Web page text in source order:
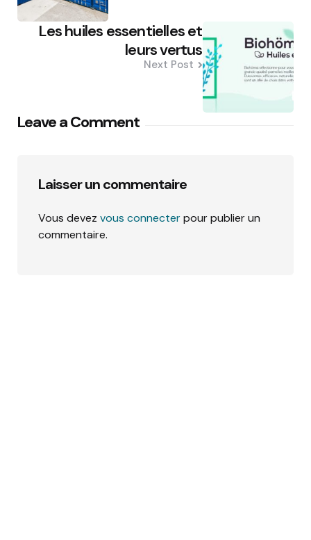
Les huiles essentielles et
leurs vertus
Next Post
Leave a Comment
Laisser un commentaire
Vous devez vous connecterpour publier un
commentaire.